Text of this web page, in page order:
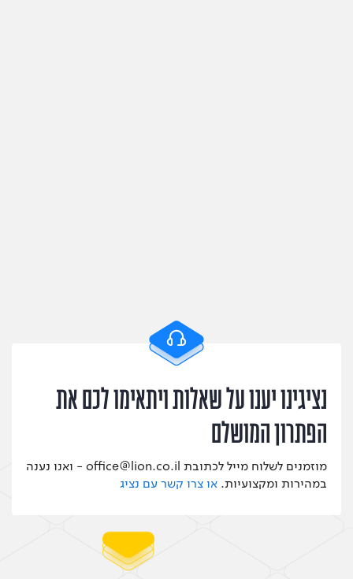
נציגינו יענו על שאלות ויתאימו לכם את
הפתרון המושלם
מוזמנים לשלוח מייל לכתובת office@lion.co.il - ואנו נענה
במהירות ומקצועיות. או צרו קשר עם נציג